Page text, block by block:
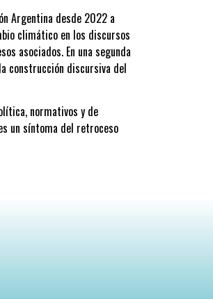
Argentina desde 2022 a
climático en los discursos
asociados. En una segunda
construcción discursiva del
normativos y de
un síntoma del retroceso